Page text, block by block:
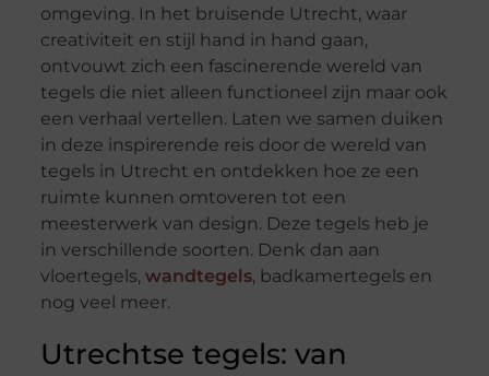
omgeving. In het bruisende Utrecht, waar
creativiteit en stijl hand in hand gaan,
ontvouwt zich een fascinerende wereld van
tegels die niet alleen functioneel zijn maar ook
een verhaal vertellen. Laten we samen duiken
in deze inspirerende reis door de wereld van
tegels in Utrecht en ontdekken hoe ze een
ruimte kunnen omtoveren tot een
meesterwerk van design. Deze tegels heb je
in verschillende soorten. Denk dan aan
vloertegels, wandtegels, badkamertegels en
nog veel meer.
Utrechtse tegels: van